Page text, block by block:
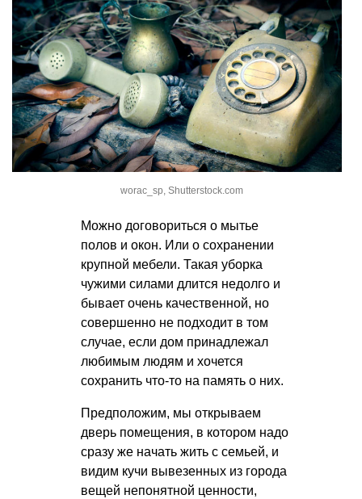
worac_sp, Shutterstock.com
Можно договориться о мытье
полов и окон. Или о сохранении
крупной мебели. Такая уборка
чужими силами длится недолго и
бывает очень качественной, но
совершенно не подходит в том
случае, если дом принадлежал
любимым людям и хочется
сохранить что-то на память о них.
Предположим, мы открываем
дверь помещения, в котором надо
сразу же начать жить с семьей, и
видим кучи вывезенных из города
вещей непонятной ценности,